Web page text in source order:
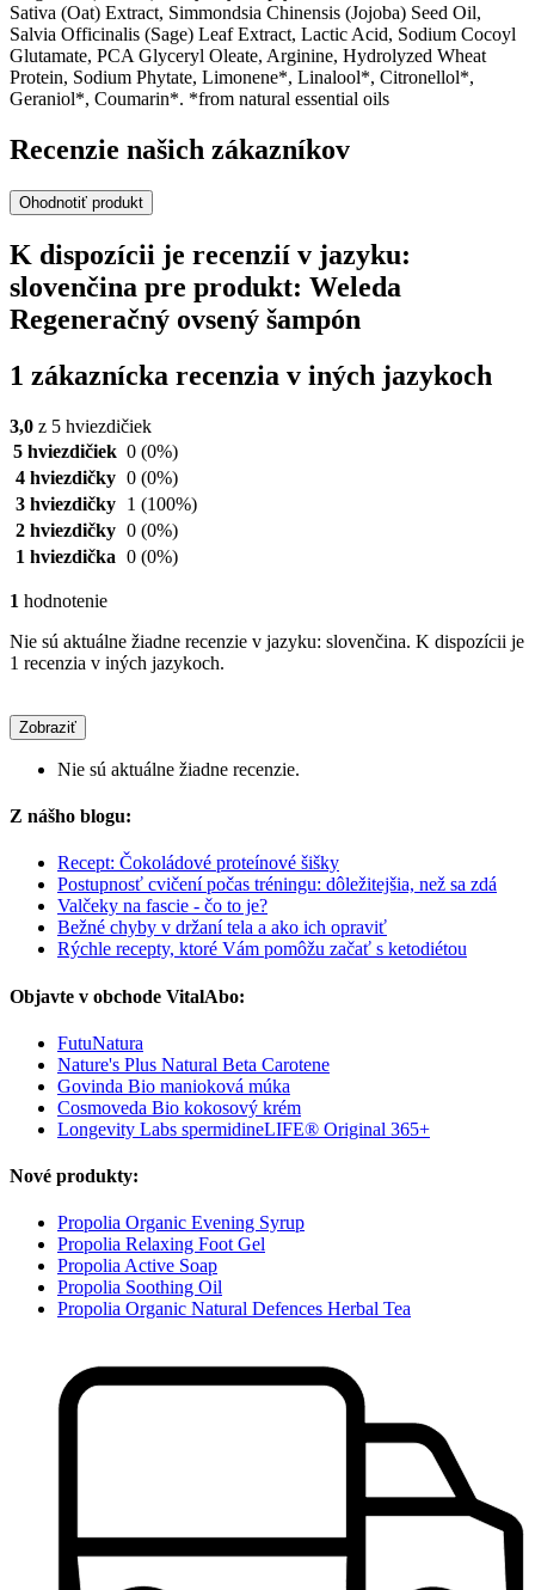
Sativa (Oat) Extract, Simmondsia Chinensis (Jojoba) Seed Oil,
Salvia Officinalis (Sage) Leaf Extract, Lactic Acid, Sodium Cocoyl
Glutamate, PCA Glyceryl Oleate, Arginine, Hydrolyzed Wheat
Protein, Sodium Phytate, Limonene*, Linalool*, Citronellol*,
Geraniol*, Coumarin*. *from natural essential oils
Recenzie našich zákazníkov
Ohodnotiť produkt
K dispozícii je recenzií v jazyku:
slovenčina pre produkt: Weleda
Regeneračný ovsený šampón
1 zákaznícka recenzia v iných jazykoch
3,0 z 5 hviezdičiek
5 hviezdičiek 0 (0%)
4 hviezdičky 0 (0%)
3 hviezdičky
1 (100%)
2 hviezdičky 0 (0%)
1 hviezdička 0 (0%)
1 hodnotenie
Nie sú aktuálne žiadne recenzie v jazyku: slovenčina. K dispozícii je
1 recenzia v iných jazykoch.
Zobraziť
Nie sú aktuálne žiadne recenzie.
Z nášho blogu:
Recept: Čokoládové proteínové šišky
Postupnosť cvičení počas tréningu: dôležitejšia, než sa zdá
Valčeky na fascie - čo to je?
Bežné chyby v držaní tela a ako ich opraviť
Rýchle recepty, ktoré Vám pomôžu začať s ketodiétou
Objavte v obchode VitalAbo:
FutuNatura
Nature's Plus Natural Beta Carotene
Govinda Bio manioková múka
Cosmoveda Bio kokosový krém
Longevity Labs spermidineLIFE® Original 365+
Nové produkty:
Propolia Organic Evening Syrup
Propolia Relaxing Foot Gel
Propolia Active Soap
Propolia Soothing Oil
Propolia Organic Natural Defences Herbal Tea